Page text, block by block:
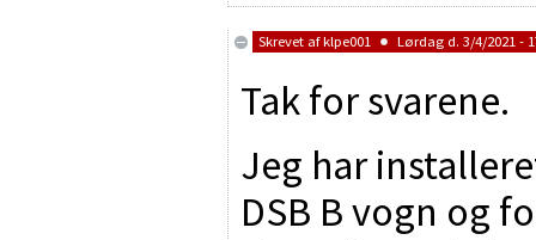
Skrevet afklpe001 Lørdag d. 3/4/2021 -
Tak for svarene.
Jeg har
DSB B vogn og